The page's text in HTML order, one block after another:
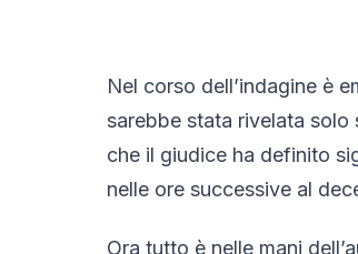
Nel corso dell’indagine è
sarebbe stata rivelata solo
che il giudice ha definito
nelle ore successive al
Ora tutto è nelle mani